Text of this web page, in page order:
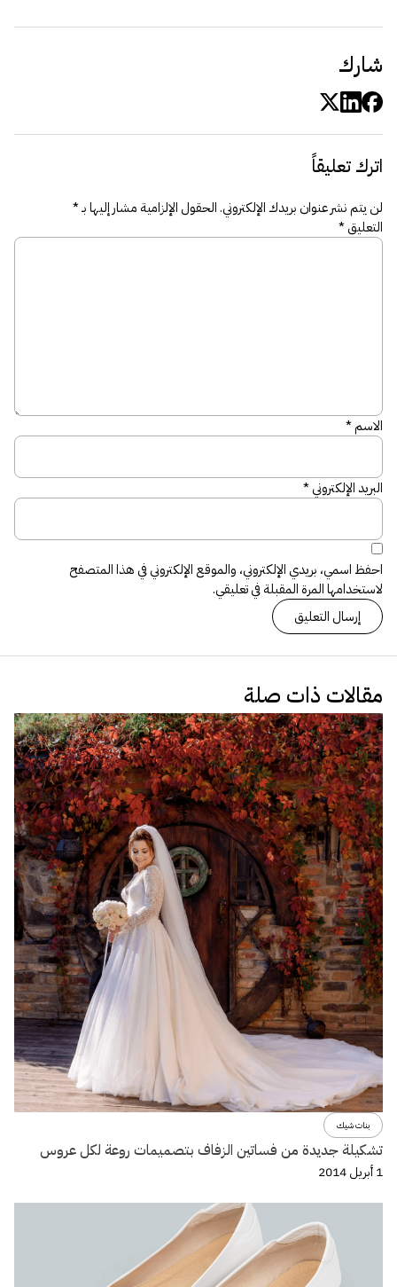
شارك
اترك تعليقاً
لن يتم نشر عنوان بريدك الإلكتروني.الحقول الإلزامية مشار إليها بـ*
التعليق*
الاسم*
البريد الإلكتروني*
احفظ اسمي، بريدي الإلكتروني، والموقع الإلكتروني في هذا المتصفح
لاستخدامها المرة المقبلة في تعليقي.
مقالات ذات صلة
بنات شيك
تشكيلة جديدة من فساتين الزفاف بتصميمات روعة لكل عروس
1 أبريل 2014